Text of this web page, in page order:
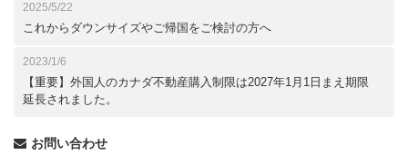
2025/5/22
これからダウンサイズやご帰国をご検討の方へ
2023/1/6
【重要】外国人のカナダ不動産購入制限は2027年1月1日まえ期限
延長されました。
お問い合わせ